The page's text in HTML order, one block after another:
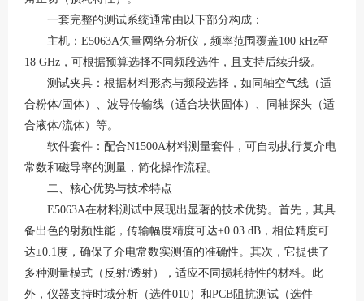
一套完整的测试系统通常由以下部分构成：
主机： E5063A矢量网络分析仪，频率范围覆盖100 kHz至
18 GHz，可根据预算选择不同频段选件，且支持后续升级。
测试夹具：根据材料形态与频段选择，如同轴空气线（适
合粉体/固体）、波导传输线（适合块状固体）、同轴探头（适
合液体/流体）等。
软件套件：配合N1500A材料测量套件，可自动执行复介电
常数和磁导率的测量，简化操作流程。
二、核心优势与技术特点
E5063A在材料测试中展现出显著的技术优势。首先，其具
备出色的射频性能，传输幅度精度可达±0.03 dB，相位精度可
达±0.1度，确保了介电常数实测值的准确性。其次，它提供了
多种测量模式（反射/透射），适应不同损耗特性的材料。此
外，仪器支持时域分析（选件010）和PCB阻抗测试（选件